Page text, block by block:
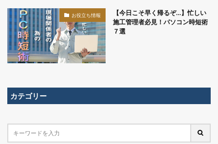
お役立ち情報
【今日こそ早く帰るぞ…】忙しい
施工管理者必見！パソコン時短術
７選
カテゴリー